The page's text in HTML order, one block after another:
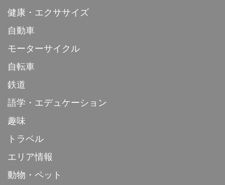
健康・エクササイズ
自動車
モーターサイクル
自転車
鉄道
語学・エデュケーション
趣味
トラベル
エリア情報
動物・ペット